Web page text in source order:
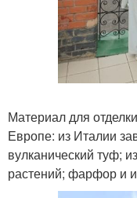
Материал для
Европе: из Италии
вулканический туф;
растений; фарфор и